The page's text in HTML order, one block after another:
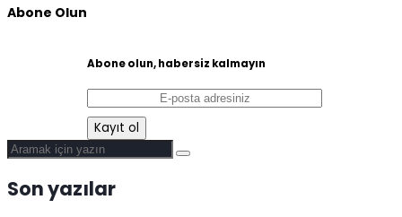
Abone Olun
Abone olun, habersiz kalmayın
Son yazılar